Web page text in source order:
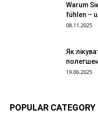
Warum
fühlen –
08.11.2025
Як
19.06.2025
POPULAR CATEGORY